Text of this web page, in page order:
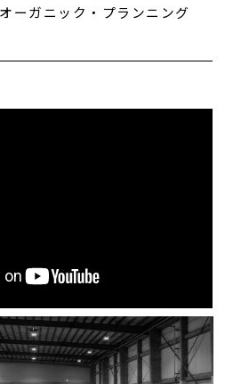
ーガニック・プランニング